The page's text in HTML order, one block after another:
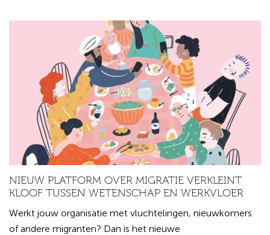
NIEUW PLATFORM OVER MIGRATIE VERKLEINT
KLOOF TUSSEN WETENSCHAP EN WERKVLOER
Werkt jouw organisatie met vluchtelingen, nieuwkomers
of andere migranten? Dan is het nieuwe